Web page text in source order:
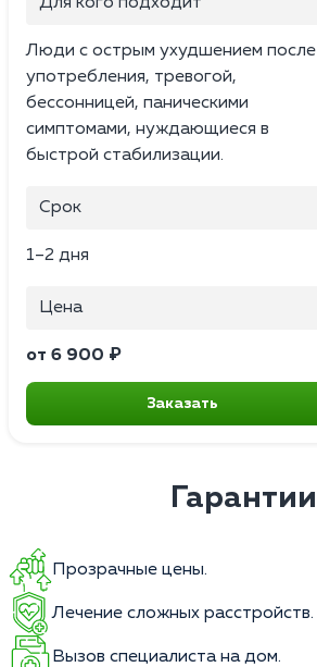
Люди с острым ухудшением после
употребления, тревогой,
бессонницей, паническими
симптомами, нуждающиеся в
быстрой стабилизации.
Срок
1–2 дня
Цена
от 6 900 ₽
Заказать
Гарантии
Прозрачные цены.
Лечение сложных расстройств.
Вызов специалиста на дом.